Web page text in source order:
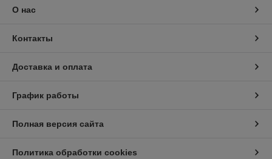
О нас
Контакты
Доставка и оплата
График работы
Полная версия сайта
Политика обработки cookies